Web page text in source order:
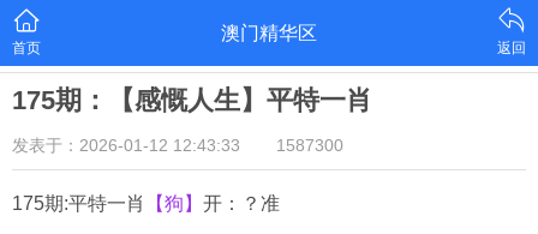
首页
澳门精华区
返回
175期：【感慨人生】平特一肖
发表于：2026-01-12 12:43:33 1587300
175期:平特一肖 【狗】 开：？准